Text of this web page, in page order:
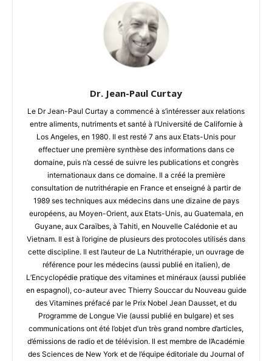
Dr. Jean-Paul Curtay
Le Dr Jean-Paul Curtay a commencé à s’intéresser aux relations
entre aliments, nutriments et santé à l’Université de Californie à
Los Angeles, en 1980. Il est resté 7 ans aux Etats-Unis pour
effectuer une première synthèse des informations dans ce
domaine, puis n’a cessé de suivre les publications et congrès
internationaux dans ce domaine. Il a créé la première
consultation de nutrithérapie en France et enseigné à partir de
1989 ses techniques aux médecins dans une dizaine de pays
européens, au Moyen-Orient, aux Etats-Unis, au Guatemala, en
Guyane, aux Caraïbes, à Tahiti, en Nouvelle Calédonie et au
Vietnam. Il est à l’origine de plusieurs des protocoles utilisés dans
cette discipline. Il est l’auteur de La Nutrithérapie, un ouvrage de
référence pour les médecins (aussi publié en italien), de
L’Encyclopédie pratique des vitamines et minéraux (aussi publiée
en espagnol), co-auteur avec Thierry Souccar du Nouveau guide
des Vitamines préfacé par le Prix Nobel Jean Dausset, et du
Programme de Longue Vie (aussi publié en bulgare) et ses
communications ont été l’objet d’un très grand nombre d’articles,
d’émissions de radio et de télévision. Il est membre de l’Académie
des Sciences de New York et de l’équipe éditoriale du Journal of